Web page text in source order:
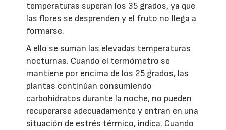
temperaturas superan los 35 grados, ya que
las flores se desprenden y el fruto no llega a
formarse.
A ello se suman las elevadas temperaturas
nocturnas. Cuando el termómetro se
mantiene por encima de los 25 grados, las
plantas continúan consumiendo
carbohidratos durante la noche, no pueden
recuperarse adecuadamente y entran en una
situación de estrés térmico, indica. Cuando